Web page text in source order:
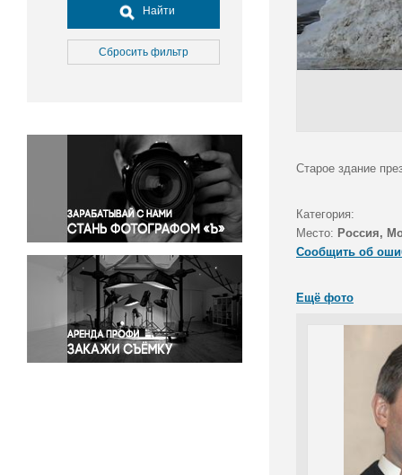
Досуг, туризм и отдых
Культура
Медицина
Окружающая среда
Политика
Правосудие
Происшествия и конфликты
Религия
Светская жизнь
Спорт
Экология
Экономика и бизнес
Найти
Сбросить фильтр
Старое здание
Категория:
Место: Россия,
Сообщить об
Ещё фото